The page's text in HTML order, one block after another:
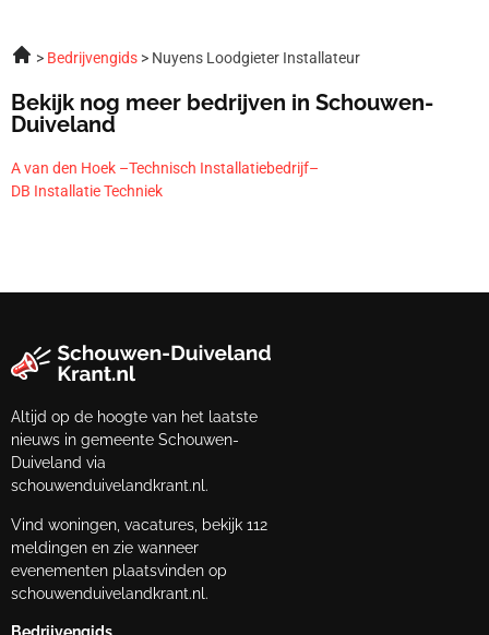
Bedrijvengids Nuyens Loodgieter Installateur
Bekijk nog meer bedrijven in Schouwen-
Duiveland
A van den Hoek –Technisch Installatiebedrijf–
DB Installatie Techniek
Altijd op de hoogte van het laatste
nieuws in gemeente Schouwen-
Duiveland via
schouwenduivelandkrant.nl.
Vind woningen, vacatures, bekijk 112
meldingen en zie wanneer
evenementen plaatsvinden op
schouwenduivelandkrant.nl.